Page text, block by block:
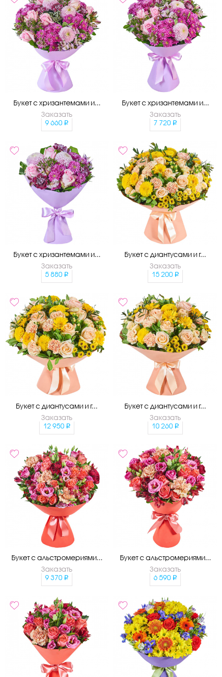
Букет с хризантемами и...
Заказать
9 660
Букет с хризантемами и...
Заказать
7 720
Букет с хризантемами и...
Заказать
5 880
Букет с диантусами и г...
Заказать
15 200
Букет с диантусами и г...
Заказать
12 950
Букет с диантусами и г...
Заказать
10 260
Букет с альстромериями...
Заказать
9 370
Букет с альстромериями...
Заказать
6 590